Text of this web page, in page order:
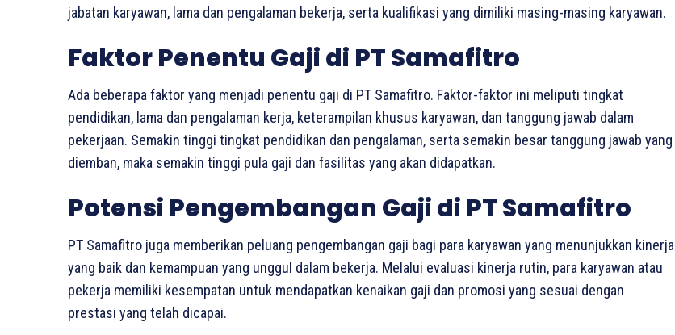
jabatan karyawan, lama dan pengalaman bekerja, serta kualifikasi yang dimiliki masing-masing karyawan.
Faktor Penentu Gaji di PT Samafitro
Ada beberapa faktor yang menjadi penentu gaji di PT Samafitro. Faktor-faktor ini meliputi tingkat
pendidikan, lama dan pengalaman kerja, keterampilan khusus karyawan, dan tanggung jawab dalam
pekerjaan. Semakin tinggi tingkat pendidikan dan pengalaman, serta semakin besar tanggung jawab yang
diemban, maka semakin tinggi pula gaji dan fasilitas yang akan didapatkan.
Potensi Pengembangan Gaji di PT Samafitro
PT Samafitro juga memberikan peluang pengembangan gaji bagi para karyawan yang menunjukkan kinerja
yang baik dan kemampuan yang unggul dalam bekerja. Melalui evaluasi kinerja rutin, para karyawan atau
pekerja memiliki kesempatan untuk mendapatkan kenaikan gaji dan promosi yang sesuai dengan
prestasi yang telah dicapai.